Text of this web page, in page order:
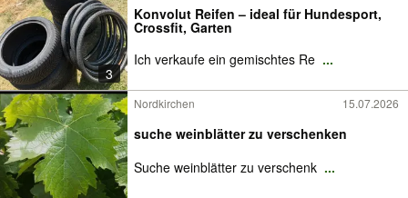
3
Konvolut Reifen – ideal für Hundesport,
Crossfit, Garten
Ich verkaufe ein gemischtes Re ...
Nordkirchen 15.07.2026
suche weinblätter zu verschenken
Suche weinblätter zu verschenk ...